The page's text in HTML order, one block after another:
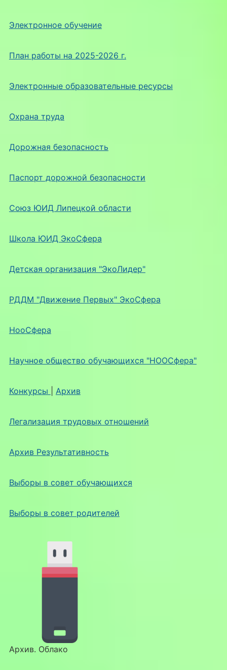
Электронное обучение
План работы на 2025-2026 г.
Электронные образовательные ресурсы
Охрана труда
Дорожная безопасность
Паспорт дорожной безопасности
Союз ЮИД Липецкой области
Школа ЮИД ЭкоСфера
Детская организация "ЭкоЛидер"
РДДМ "Движение Первых" ЭкоСфера
НооСфера
Научное общество обучающихся "НООСфера"
Конкурсы Архив
Легализация трудовых отношений
Архив Результативность
Выборы в совет обучающихся
Выборы в совет родителей
Архив. Облако